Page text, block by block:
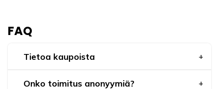
FAQ
Tietoa kaupoista
Onko toimitus anonyymiä?